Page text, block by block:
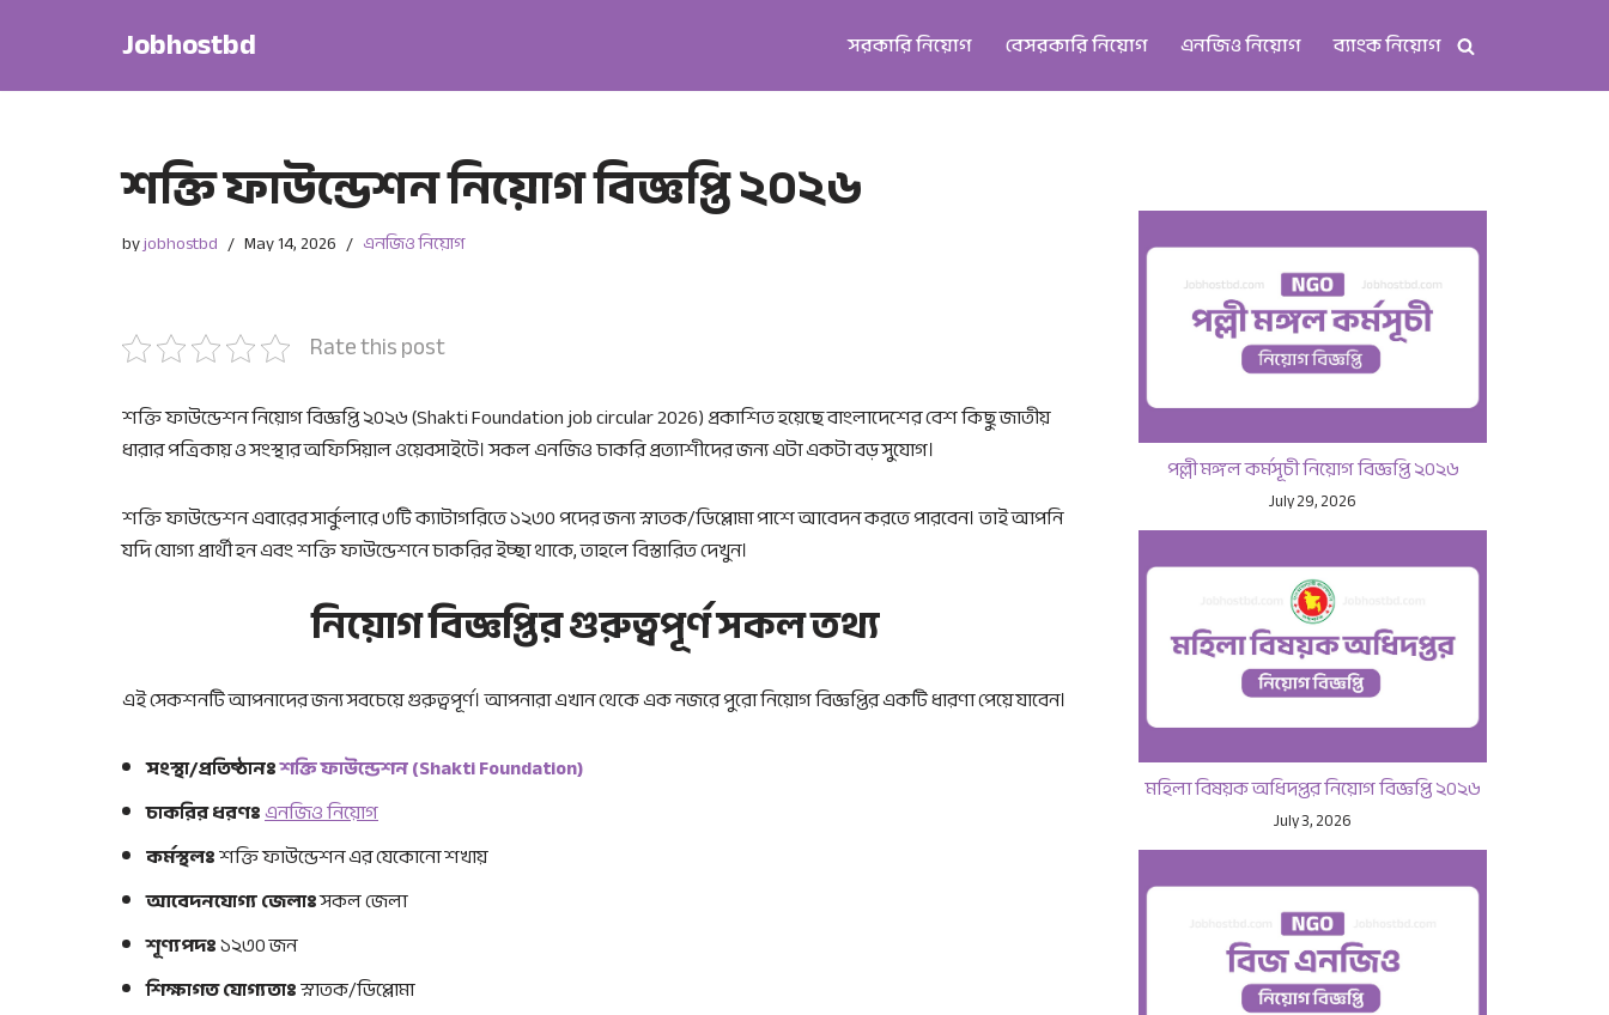
to
Jobhostbd সরকারি নিয়োগ বেসরকারি নিয়োগ এনজিও নিয়োগ ব্যাংক নিয়োগ
শক্তি ফাউন্ডেশন নিয়োগ বিজ্ঞপ্তি ২০২৬
byjobhostbd May 14, 2026 এনজিও নিয়োগ
Rate this post
শক্তি ফাউন্ডেশন নিয়োগ বিজ্ঞপ্তি ২০২৬ (Shakti Foundation job circular 2026) প্রকাশিত হয়েছে বাংলাদেশের বেশ কিছু জাতীয়
ধারার পত্রিকায় ও সংস্থার অফিসিয়াল ওয়েবসাইটে। সকল এনজিও চাকরি প্রত্যাশীদের জন্য এটা একটা বড় সুযোগ।
শক্তি ফাউন্ডেশন এবারের সার্কুলারে ৩টি ক্যাটাগরিতে ১২৩০ পদের জন্য স্নাতক/ডিপ্লোমা পাশে আবেদন করতে পারবেন। তাই আপনি
যদি যোগ্য প্রার্থী হন এবং শক্তি ফাউন্ডেশনে চাকরির ইচ্ছা থাকে, তাহলে বিস্তারিত দেখুন।
নিয়োগ বিজ্ঞপ্তির গুরুত্বপূর্ণ সকল তথ্য
এই সেকশনটি আপনাদের জন্য সবচেয়ে গুরুত্বপূর্ণ। আপনারা এখান থেকে এক নজরে পুরো নিয়োগ বিজ্ঞপ্তির একটি ধারণা পেয়ে যাবেন।
সংস্থা/প্রতিষ্ঠানঃশক্তি ফাউন্ডেশন (Shakti Foundation)
চাকরির ধরণঃএনজিও নিয়োগ
কর্মস্থলঃশক্তি ফাউন্ডেশন এর যেকোনো শখায়
আবেদনযোগ্য জেলাঃসকল জেলা
শূণ্যপদঃ১২৩০ জন
শিক্ষাগত যোগ্যতাঃস্নাতক/ডিপ্লোমা
পল্লী মঙ্গল কর্মসূচী নিয়োগ বিজ্ঞপ্তি ২০২৬
July 29, 2026
মহিলা বিষয়ক অধিদপ্তর নিয়োগ বিজ্ঞপ্তি ২০২৬
July 3, 2026